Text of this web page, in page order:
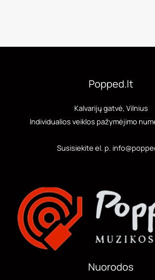
Popped.lt
Kalvarijų gatvė, Vilnius
Individualios veiklos pažymėjimo
Susisiekite el. p.
Nuorodos